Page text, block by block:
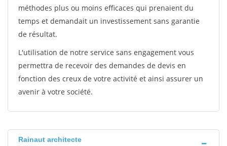
méthodes plus ou moins efficaces qui prenaient du
temps et demandait un investissement sans garantie
de résultat.
L'utilisation de notre service sans engagement vous
permettra de recevoir des demandes de devis en
fonction des creux de votre activité et ainsi assurer un
avenir à votre société.
Rainaut architecte